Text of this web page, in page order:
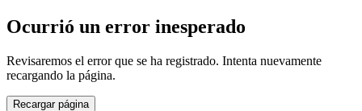
Ocurrió un error inesperado
Revisaremos el error que se ha registrado. Intenta nuevamente
recargando la página.
Recargar página